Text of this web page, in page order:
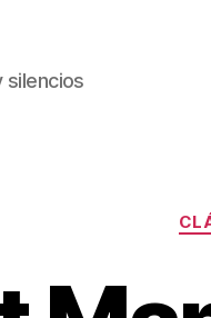
silencios